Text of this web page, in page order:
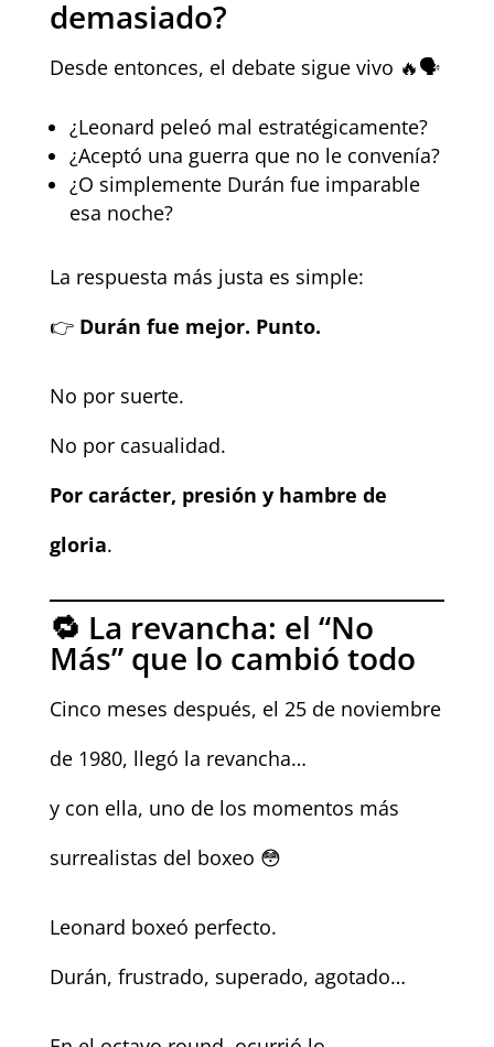
demasiado?
Desde entonces, el debate sigue vivo 🔥🗣️
¿Leonard peleó mal estratégicamente?
¿Aceptó una guerra que no le convenía?
¿O simplemente Durán fue imparable
esa noche?
La respuesta más justa es simple:
👉 Durán fue mejor. Punto.
No por suerte.
No por casualidad.
Por carácter, presión y hambre de
gloria.
🔁 La revancha: el “No
Más” que lo cambió todo
Cinco meses después, el 25 de noviembre
de 1980, llegó la revancha…
y con ella, uno de los momentos más
surrealistas del boxeo 😳
Leonard boxeó perfecto.
Durán, frustrado, superado, agotado…